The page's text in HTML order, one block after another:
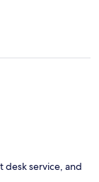
service, and